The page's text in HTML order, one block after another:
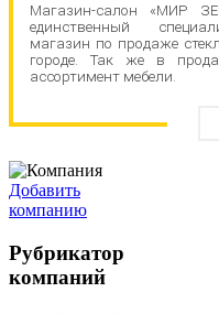
Магазин-салон «МИР
единственный
магазин по продаже
городе. Так же в
ассортимент мебели.
Добавить
компанию
Рубрикатор
компаний